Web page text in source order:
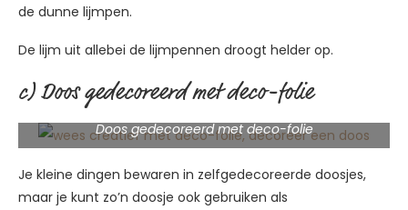
de dunne lijmpen.
De lijm uit allebei de lijmpennen droogt helder op.
c) Doos gedecoreerd met deco-folie
Doos gedecoreerd met deco-folie
Je kleine dingen bewaren in zelfgedecoreerde doosjes,
maar je kunt zo’n doosje ook gebruiken als